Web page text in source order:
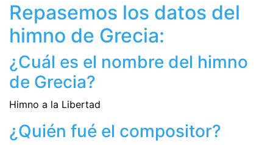
Repasemos los datos del
himno de Grecia:
¿Cuál es el nombre del himno
de Grecia?
Himno a la Libertad
¿Quién fué el compositor?